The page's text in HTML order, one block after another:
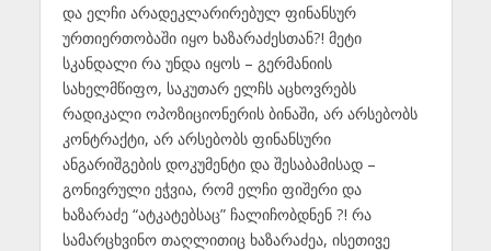
და ელჩი არადეკლარირებულ ფინანსურ
ურთიერთობაში იყო ხაზარაძესთან?! მეტი
სკანდალი რა უნდა იყოს – გერმანიის
სახელმწიფო, საკუთარ ელჩს აცხოვრებს
რადიკალი ოპოზიციონერის ბინაში, არ არსებობს
კონტრაქტი, არ არსებობს ფინანსური
ანგარიშგების დოკუმენტი და შესაბამისად –
გონივრული ეჭვია, რომ ელჩი ფიშერი და
ხაზარაძე “ატკატებსაც” ჩალიჩობდნენ ?! რა
სამარცხვინო თაღლითიც ხაზარაძეა, ისეთივე